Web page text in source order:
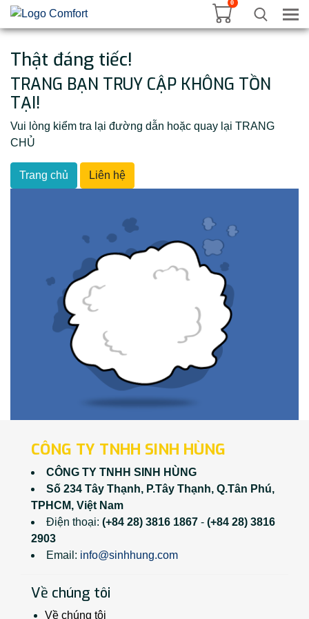
0
Thật đáng tiếc!
TRANG BẠN TRUY CẬP KHÔNG TỒN
TẠI!
Vui lòng kiểm tra lại đường dẫn hoặc quay lại TRANG
CHỦ
Trang chủ Liên hệ
CÔNG TY TNHH SINH HÙNG
CÔNG TY TNHH SINH HÙNG
Số 234 Tây Thạnh, P.Tây Thạnh, Q.Tân Phú,
TPHCM, Việt Nam
Điện thoại: (+84 28) 3816 1867 - (+84 28) 3816
2903
Email: info@sinhhung.com
Về chúng tôi
Về chúng tôi